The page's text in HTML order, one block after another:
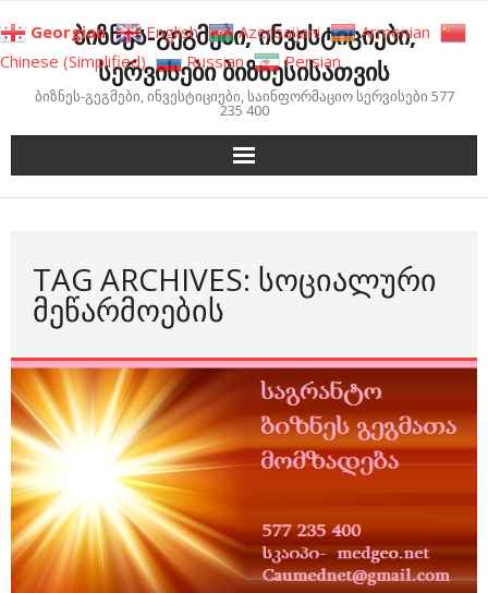
to
content
ბიზნეს-გეგმები, ინვესტიციები,
სერვისები ბიზნესისათვის
ბიზნეს-გეგმები, ინვესტიციები, საინფორმაციო სერვისები 577
235 400
TAG ARCHIVES: ᲡᲝᲪᲘᲐᲚᲣᲠᲘ
ᲛᲔᲬᲐᲠᲛᲝᲔᲑᲘᲡ
Georgian English Azerbaijani
Armenian
Chinese (Simplified)
Russian Persian